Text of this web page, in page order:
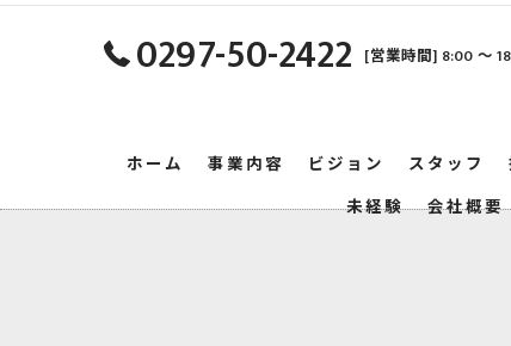
0297-50-2422 [営業時間] 8:00 〜
ホーム 事業内容 ビジョン スタッフ
未経験
会社概要